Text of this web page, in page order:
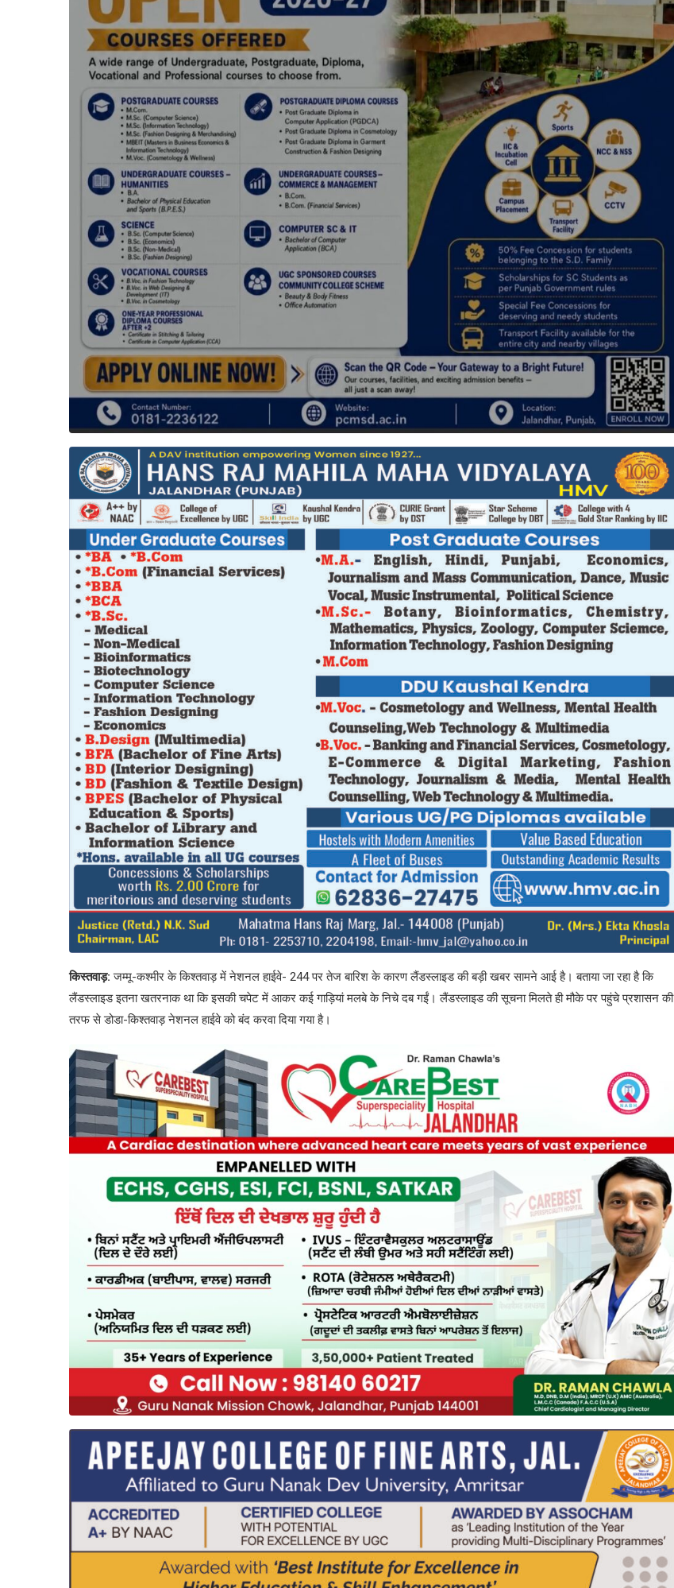
किस्तवाड़:जम्मू-कश्मीर के किश्तवाड़ में नेशनल हाईवे- 244 पर तेज बारिश के कारण लैंडस्लाइड की बड़ी खबर सामने आई है। बताया जा रहा है कि
लैंडस्लाइड इतना खतरनाक था कि इसकी चपेट में आकर कई गाड़ियां मलबे के निचे दब गईं। लैंडस्लाइड की सूचना मिलते ही मौके पर पहुंचे प्रशासन की
तरफ से डोडा-किश्तवाड़ नेशनल हाईवे को बंद करवा दिया गया है।